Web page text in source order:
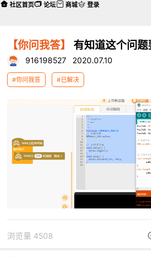
【你问我答】 有知道这个问
916198527 2020.07.10
#你问我答 #已解决
浏览量 4508
社区首页 论坛 商城 登录